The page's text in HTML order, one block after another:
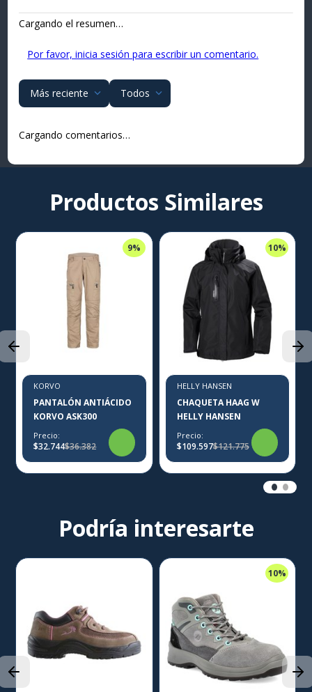
Cargando el resumen…
Por favor, inicia sesión para escribir un comentario.
Más reciente Todos
Cargando comentarios…
Productos Similares
9%
KORVO
PANTALÓN ANTIÁCIDO
KORVO ASK300
Precio:
$32.744$36.382
10%
HELLY HANSEN
CHAQUETA HAAG W
HELLY HANSEN
Precio:
$109.597$121.775
Podría interesarte
10%